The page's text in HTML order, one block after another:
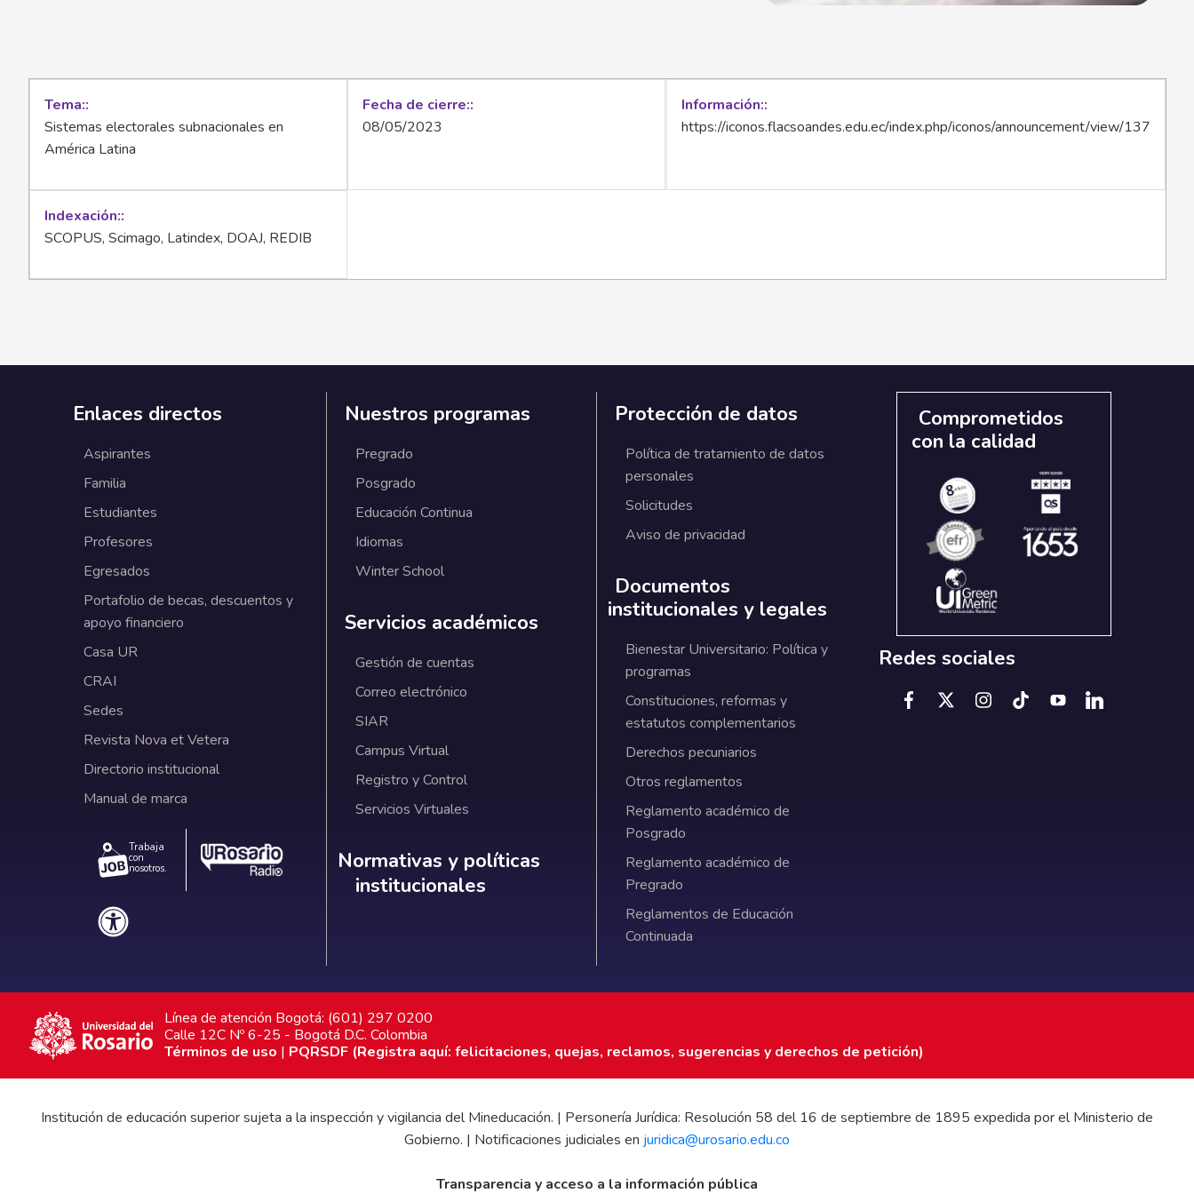
Tema:
Sistemas electorales subnacionales en
América Latina
Fecha de cierre:
08/05/2023
Información:
https://iconos.flacsoandes.edu.ec/index.php/iconos/announcement/view/137
Indexación:
SCOPUS, Scimago, Latindex, DOAJ, REDIB
Enlaces directos
Aspirantes
Familia
Estudiantes
Profesores
Egresados
Portafolio de becas, descuentos y
apoyo financiero
Casa UR
CRAI
Sedes
Revista Nova et Vetera
Directorio institucional
Manual de marca
Trabaja
con
nosotros.
Nuestros programas
Pregrado
Posgrado
Educación Continua
Idiomas
Winter School
Servicios académicos
Gestión de cuentas
Correo electrónico
SIAR
Campus Virtual
Registro y Control
Servicios Virtuales
Normativas y políticas institucionales
Normativas y políticas
institucionales
Protección de datos
Política de tratamiento de datos
personales
Solicitudes
Aviso de privacidad
Documentos
institucionales y legales
Bienestar Universitario: Política y
programas
Constituciones, reformas y
estatutos complementarios
Derechos pecuniarios
Otros reglamentos
Reglamento académico de
Posgrado
Reglamento académico de
Pregrado
Reglamentos de Educación
Continuada
Comprometidos
con la calidad
Redes sociales
Línea de atención Bogotá: (601) 297 0200
Calle 12C Nº 6-25 - Bogotá D.C. Colombia
Términos de uso | PQRSDF (Registra aquí: felicitaciones, quejas, reclamos, sugerencias y derechos de petición)
Institución de educación superior sujeta a la inspección y vigilancia del Mineducación. | Personería Jurídica: Resolución 58 del 16 de septiembre de 1895 expedida por el Ministerio de
Gobierno. | Notificaciones judiciales en juridica@urosario.edu.co
Transparencia y acceso a la información pública